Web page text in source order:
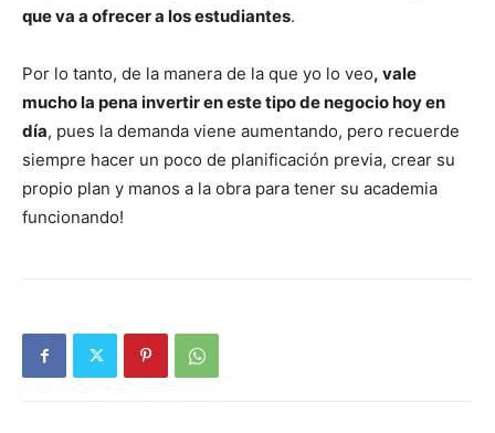
que va a ofrecer a los estudiantes.
Por lo tanto, de la manera de la que yo lo veo, vale
mucho la pena invertir en este tipo de negocio hoy en
día, pues la demanda viene aumentando, pero recuerde
siempre hacer un poco de planificación previa, crear su
propio plan y manos a la obra para tener su academia
funcionando!